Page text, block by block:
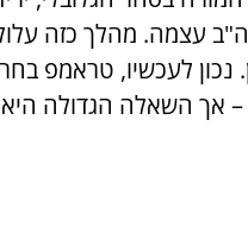
עצמה. מהלך כזה
נכון לעכשיו, טראמפ
– אך השאלה הגדולה